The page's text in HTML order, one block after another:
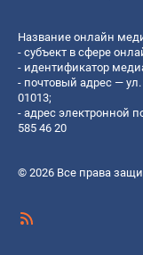
Название онлайн
- субъект в сфере
- идентификатор
- почтовый адрес —
01013;
- адрес электронной
585 46 20
© 2026 Все права